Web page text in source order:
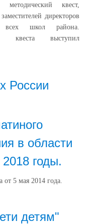
методический квест,
директоров
школ района.
квеста выступил
России
в области
годы.
от 5 мая 2014 года.
детям"